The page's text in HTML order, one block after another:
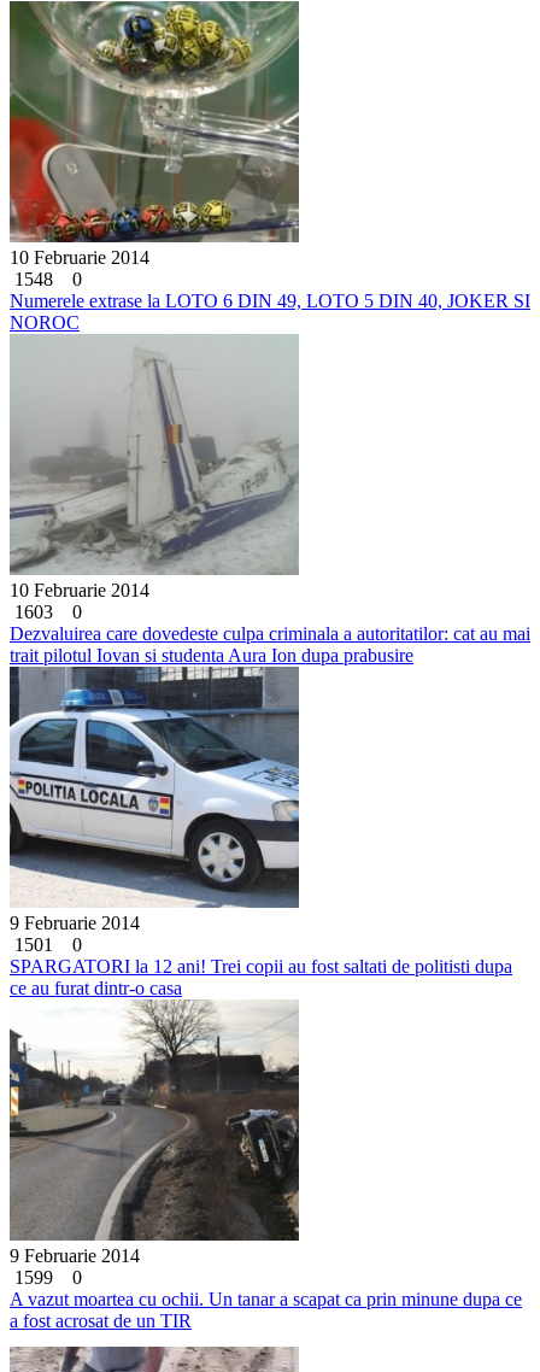
10 Februarie 2014
1548
0
Numerele extrase la LOTO 6 DIN 49, LOTO 5 DIN 40, JOKER SI
NOROC
10 Februarie 2014
1603
0
Dezvaluirea care dovedeste culpa criminala a autoritatilor: cat au mai
trait pilotul Iovan si studenta Aura Ion dupa prabusire
9 Februarie 2014
1501
0
SPARGATORI la 12 ani! Trei copii au fost saltati de politisti dupa
ce au furat dintr-o casa
9 Februarie 2014
1599
0
A vazut moartea cu ochii. Un tanar a scapat ca prin minune dupa ce
a fost acrosat de un TIR